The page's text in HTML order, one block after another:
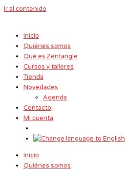
Ir al contenido
Inicio
Quiénes somos
Qué es Zentangle
Cursos y talleres
Tienda
Novedades
Agenda
Contacto
Mi cuenta
Inicio
Quiénes somos